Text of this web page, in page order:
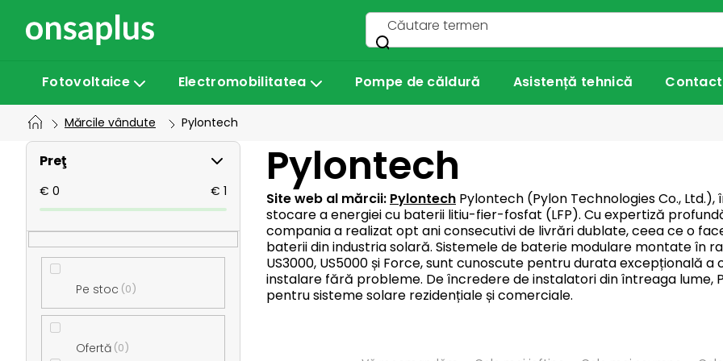
conținut
Fotovoltaice Electromobilitatea Pompe de căldură Asistență tehnică Contact
Mărcile vândute Pylontech
B
a
r
Preţ
€ 0 € 1
Pe stoc 0
Ofertă 0
Pylontech
Site web al mărcii: Pylontech Pylontech (Pylon Technologies Co.,
stocare a energiei cu baterii litiu-fier-fosfat (LFP). Cu expertiză
compania a realizat opt ani consecutivi de livrări dublate, ceea ce o
baterii din industria solară. Sistemele de baterie modulare montate în
US3000, US5000 și Force, sunt cunoscute pentru durata excepțională
instalare fără probleme. De încredere de instalatori din întreaga
pentru sisteme solare rezidențiale și comerciale.